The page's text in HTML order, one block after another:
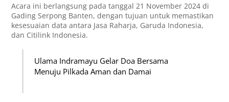
Acara ini berlangsung pada tanggal 21 November 2024 di
Gading Serpong Banten, dengan tujuan untuk memastikan
kesesuaian data antara Jasa Raharja, Garuda Indonesia,
dan Citilink Indonesia.
Ulama Indramayu Gelar Doa Bersama
Menuju Pilkada Aman dan Damai